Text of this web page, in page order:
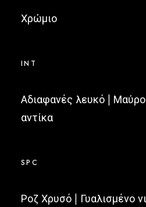
Χρώμιο
INT
Αδιαφανές λευκό |
αντίκα
SPC
Ροζ Χρυσό | Γυαλισμένο